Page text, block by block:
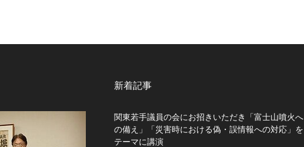
新着記事
関東若手議員の会にお招きいただき「富士山噴火へ
の備え」「災害時における偽・誤情報への対応」を
テーマに講演